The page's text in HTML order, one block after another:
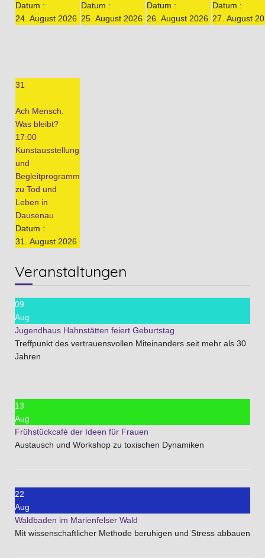
Datum :
24. August 2026
Datum :
25. August 2026
Datum :
26. August 2026
Datum :
27. August
31
Ach Mensch.
Was bleibt?
17:00
Kunstausstellung
und
Begleitprogramm
zu Tod und
Leben in
Dausenau
Datum :
31. August 2026
Veranstaltungen
09
Aug
Jugendhaus Hahnstätten feiert Geburtstag
Treffpunkt des vertrauensvollen Miteinanders seit mehr als 30
Jahren
13
Aug
Frühstückcafé der Ideen für Frauen
Austausch und Workshop zu toxischen Dynamiken
22
Aug
Waldbaden im Marienfelser Wald
Mit wissenschaftlicher Methode beruhigen und Stress abbauen